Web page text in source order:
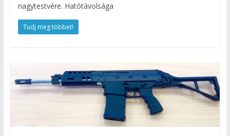
nagytestvére. Hatótávolsága
Tudj meg többet!